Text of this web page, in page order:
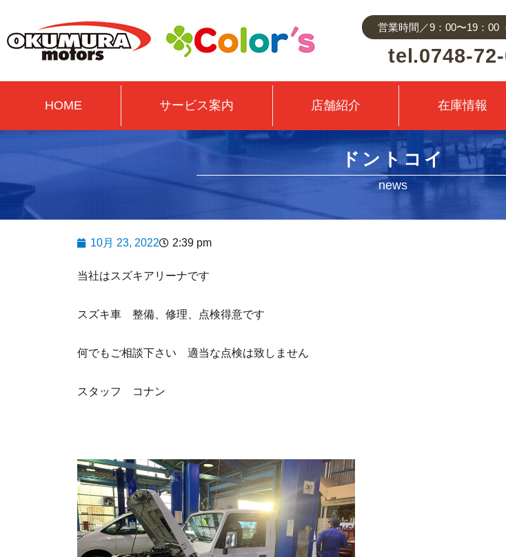
営業時間／9：00〜19：00
tel.0748-
HOME サービス案内 店舗紹介 在庫情報
ドントコイ
news
10月 23, 2022 2:39 pm
当社はスズキアリーナです
スズキ車 整備、修理、点検得意です
何でもご相談下さい 適当な点検は致しません
スタッフ コナン